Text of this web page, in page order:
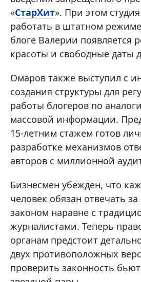
«СтарХит». При этом
работать в штатном
блоге Валерии появляется
красоты и свободные даты
Омаров также выступил с
создания структуры для
работы блогеров по
массовой информации.
15-летним стажем готов
разработке механизмов
авторов с миллионной
Бизнесмен убежден, что
человек обязан отвечать
законом наравне с
журналистами. Теперь
органам предстоит
двух противоположных
проверить законность